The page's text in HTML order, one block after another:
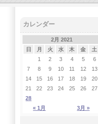
カレンダー
2月 2021
日
月 火 水 木 金 土
« 1月 3月 »
1 2 3 4 5
6
7
8 9 10 11 12
13
14
15 16 17 18 19
20
21
22 23 24 25 26
27
28